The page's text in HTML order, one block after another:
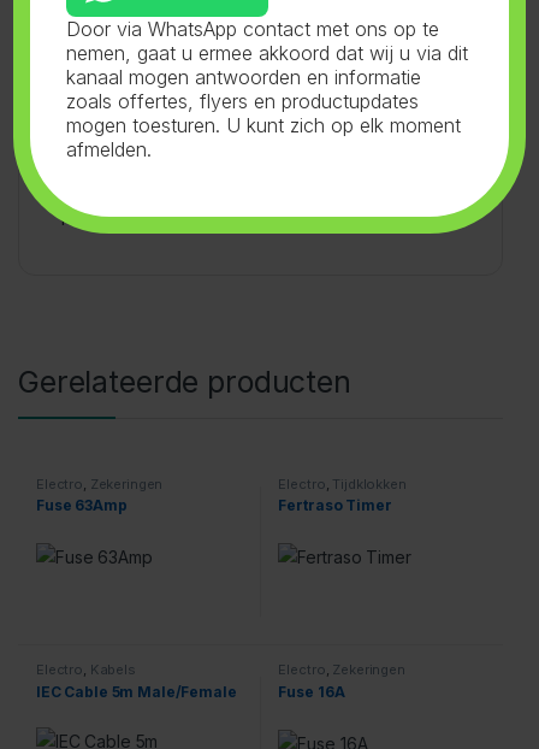
kortsluitstromen. DIN VDE 0636-3.
Passchroef
Tag:Fernatrade GmbH
Gerelateerde producten
Electro Zekeringen
Fuse 63Amp
Electro Tijdklokken
Fertraso Timer
Electro, Kabels
IEC Cable 5m Male/Female
Electro, Zekeringen
Fuse 16A
Door via WhatsApp contact met ons op te
nemen, gaat u ermee akkoord dat wij u via dit
kanaal mogen antwoorden en informatie
zoals offertes, flyers en productupdates
mogen toesturen. U kunt zich op elk moment
afmelden.